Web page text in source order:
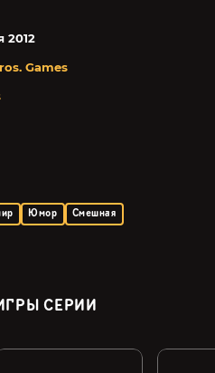
2012
Games
Юмор
Смешная
СЕРИИ